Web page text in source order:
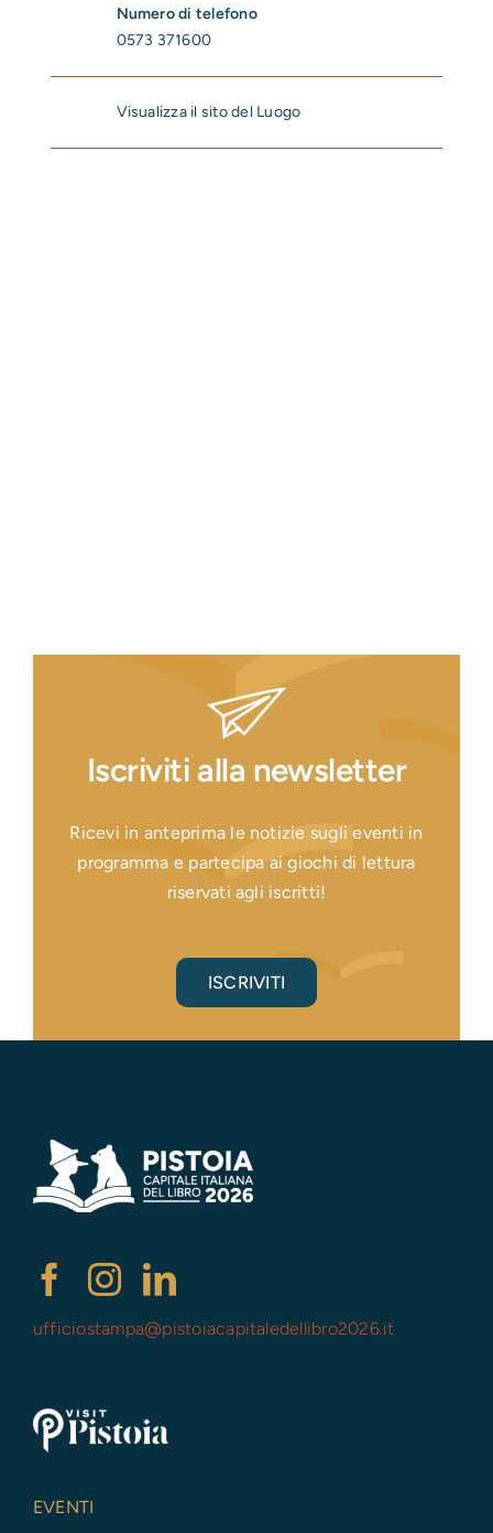
Numero di telefono
0573 371600
Visualizza il sito del Luogo
Iscriviti alla newsletter
Ricevi in anteprima le notizie sugli eventi in
programma e partecipa ai giochi di lettura
riservati agli iscritti!
ISCRIVITI
ufficiostampa@pistoiacapitaledellibro2026.it
EVENTI